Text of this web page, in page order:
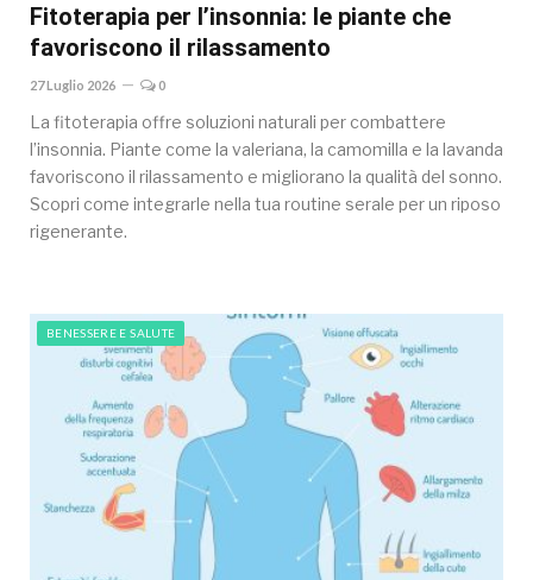
Fitoterapia per l’insonnia: le piante che
favoriscono il rilassamento
27 Luglio 2026 0
La fitoterapia offre soluzioni naturali per combattere
l’insonnia. Piante come la valeriana, la camomilla e la lavanda
favoriscono il rilassamento e migliorano la qualità del sonno.
Scopri come integrarle nella tua routine serale per un riposo
rigenerante.
BENESSERE E SALUTE